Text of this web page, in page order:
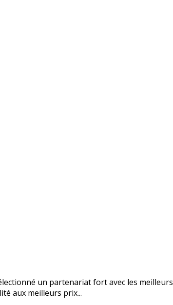
un partenariat fort avec les meilleurs
aux meilleurs prix...